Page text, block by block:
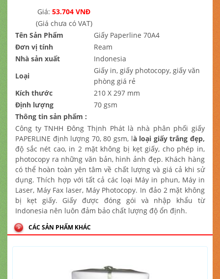
Giá: 53.704 VNĐ
(Giá chưa có VAT)
Tên Sản Phẩm
Giấy Paperline 70A4
Đơn vị tính
Ream
Nhà sản xuất
Indonesia
Loại
Giấy in, giấy photocopy, giấy văn
phòng giá rẻ
Kích thước
210 X 297 mm
Định lượng
70 gsm
Thông tin sản phẩm :
Công ty TNHH Đông Thịnh Phát là nhà phân phối giấy
PAPERLINE định lượng 70, 80 gsm, là loại giấy trắng đẹp,
độ sắc nét cao, in 2 mặt không bị kẹt giấy, cho phép in,
photocopy ra những văn bản, hình ảnh đẹp. Khách hàng
có thể hoàn toàn yên tâm về chất lượng và giá cả khi sử
dụng. Thích hợp với tất cả các loại Máy in phun, Máy in
Laser, Máy Fax laser, Máy Photocopy. In đảo 2 mặt không
bị kẹt giấy. Giấy được đóng gói và nhập khẩu từ
Indonesia nên luôn đảm bảo chất lượng độ ổn định.
CÁC SẢN PHẨM KHÁC